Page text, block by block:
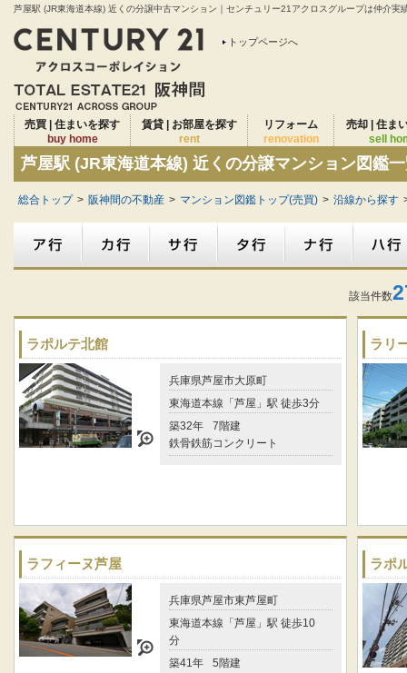
芦屋駅 (JR東海道本線) 近くの分譲中古マンション｜センチュリー21アクロスグループは仲介実
トップページへ
売買 | 住まいを探す
buy home
賃貸 | お部屋を探す
rent
リフォーム
renovation
売却 | 住ま
sell
芦屋駅 (JR東海道本線) 近くの分譲マンション図鑑
総合トップ > 阪神間の不動産 > マンション図鑑トップ(売買) > 沿線から探す
該当件数
ラポルテ北館
兵庫県芦屋市大原町
東海道本線「芦屋」駅 徒歩3分
築32年
7階建
鉄骨鉄筋コンクリート
ラリ
ラフィーヌ芦屋
兵庫県芦屋市東芦屋町
東海道本線「芦屋」駅 徒歩10
分
築41年
5階建
ラポ